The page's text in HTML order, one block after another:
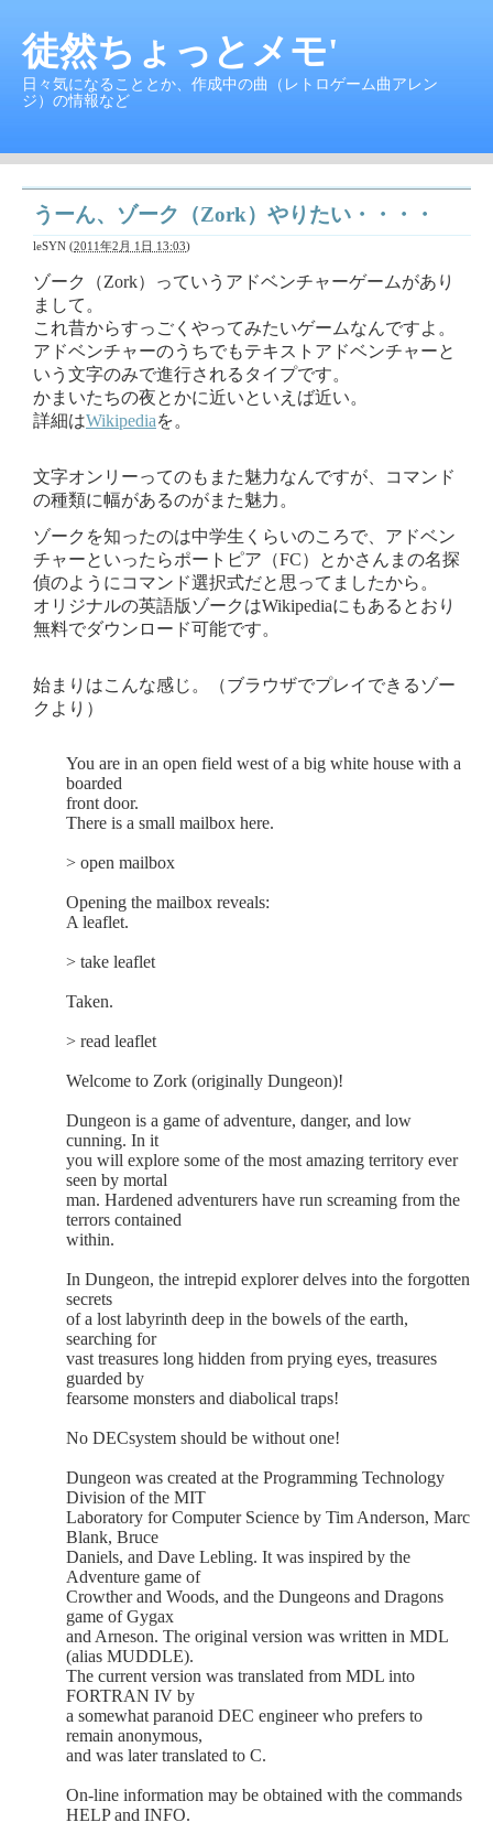
徒然ちょっとメモ'
日々気になることとか、作成中の曲（レトロゲーム曲アレン
ジ）の情報など
うーん、ゾーク（Zork）やりたい・・・・
leSYN (2011年2月 1日 13:03)
ゾーク（Zork）っていうアドベンチャーゲームがあり
まして。
これ昔からすっごくやってみたいゲームなんですよ。
アドベンチャーのうちでもテキストアドベンチャーと
いう文字のみで進行されるタイプです。
かまいたちの夜とかに近いといえば近い。
詳細はWikipediaを。
文字オンリーってのもまた魅力なんですが、コマンド
の種類に幅があるのがまた魅力。
ゾークを知ったのは中学生くらいのころで、アドベン
チャーといったらポートピア（FC）とかさんまの名探
偵のようにコマンド選択式だと思ってましたから。
オリジナルの英語版ゾークはWikipediaにもあるとおり
無料でダウンロード可能です。
始まりはこんな感じ。（ブラウザでプレイできるゾー
クより）
You are in an open field west of a big white house with a
boarded
front door.
There is a small mailbox here.
> open mailbox
Opening the mailbox reveals:
A leaflet.
> take leaflet
Taken.
> read leaflet
Welcome to Zork (originally Dungeon)!
Dungeon is a game of adventure, danger, and low
cunning. In it
you will explore some of the most amazing territory ever
seen by mortal
man. Hardened adventurers have run screaming from the
terrors contained
within.
In Dungeon, the intrepid explorer delves into the forgotten
secrets
of a lost labyrinth deep in the bowels of the earth,
searching for
vast treasures long hidden from prying eyes, treasures
guarded by
fearsome monsters and diabolical traps!
No DECsystem should be without one!
Dungeon was created at the Programming Technology
Division of the MIT
Laboratory for Computer Science by Tim Anderson, Marc
Blank, Bruce
Daniels, and Dave Lebling. It was inspired by the
Adventure game of
Crowther and Woods, and the Dungeons and Dragons
game of Gygax
and Arneson. The original version was written in MDL
(alias MUDDLE).
The current version was translated from MDL into
FORTRAN IV by
a somewhat paranoid DEC engineer who prefers to
remain anonymous,
and was later translated to C.
On-line information may be obtained with the commands
HELP and INFO.